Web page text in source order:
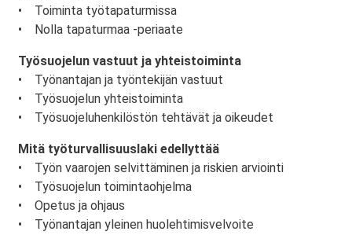
• Toiminta työtapaturmissa
• Nolla tapaturmaa -periaate
Työsuojelun vastuut ja yhteistoiminta
• Työnantajan ja työntekijän vastuut
• Työsuojelun yhteistoiminta
• Työsuojeluhenkilöstön tehtävät ja oikeudet
Mitä työturvallisuuslaki edellyttää
• Työn vaarojen selvittäminen ja riskien arviointi
• Työsuojelun toimintaohjelma
• Opetus ja ohjaus
• Työnantajan yleinen huolehtimisvelvoite